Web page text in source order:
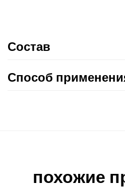
Состав
Способ
похожие